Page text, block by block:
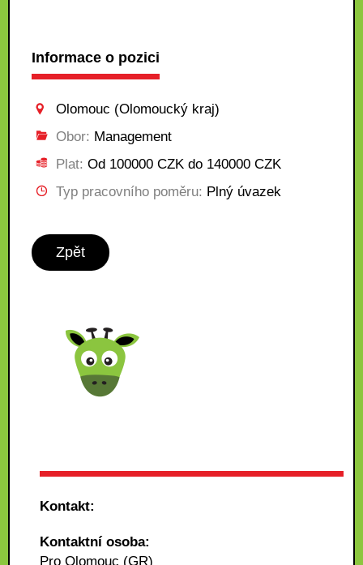
Informace o pozici
Olomouc (Olomoucký kraj)
Obor: Management
Plat: Od 100000 CZK do 140000 CZK
Typ pracovního poměru: Plný úvazek
Zpět
Kontakt:
Kontaktní osoba:
Pro Olomouc (GR)